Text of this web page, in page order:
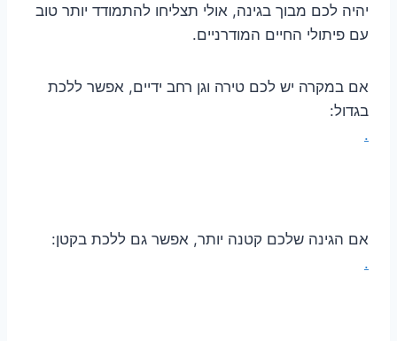
יהיה לכם מבוך בגינה, אולי תצליחו להתמודד יותר טוב
עם פיתולי החיים המודרניים.
אם במקרה יש לכם טירה וגן רחב ידיים, אפשר ללכת
בגדול:
.
אם הגינה שלכם קטנה יותר, אפשר גם ללכת בקטן:
.